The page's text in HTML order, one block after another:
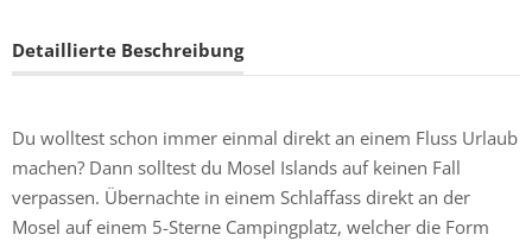
Detaillierte Beschreibung
Du wolltest schon immer einmal direkt an einem Fluss Urlaub
machen? Dann solltest du Mosel Islands auf keinen Fall
verpassen. Übernachte in einem Schlaffass direkt an der
Mosel auf einem 5-Sterne Campingplatz, welcher die Form